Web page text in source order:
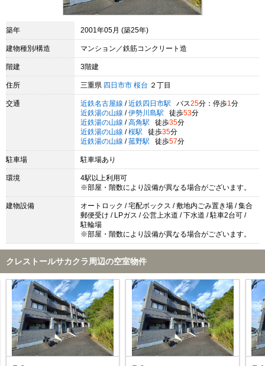
築年 2001年05月 (築25年)
建物種別/構造 マンション／鉄筋コンクリート造
階建 3階建
住所 三重県 四日市市 桜台 ２丁目
交通 近鉄名古屋線 / 近鉄四日市駅 バス25分：停歩1 分
近鉄湯の山線 / 伊勢川島駅 徒歩53分
近鉄湯の山線 / 高角駅 徒歩35分
近鉄湯の山線 / 桜駅 徒歩35分
近鉄湯の山線 / 菰野駅 徒歩57分
駐車場 駐車場あり
環境
4駅以上利用可
※部屋・階数により設備が異なる場合がございます。
建物設備
オートロック / 宅配ボックス / 敷地内ごみ置き場 / 集合
郵便受け / LPガス / 公営上水道 / 下水道 / 駐車2台可 /
駐輪場
※部屋・階数により設備が異なる場合がございます。
クレストールサカクラ周辺の空室物件